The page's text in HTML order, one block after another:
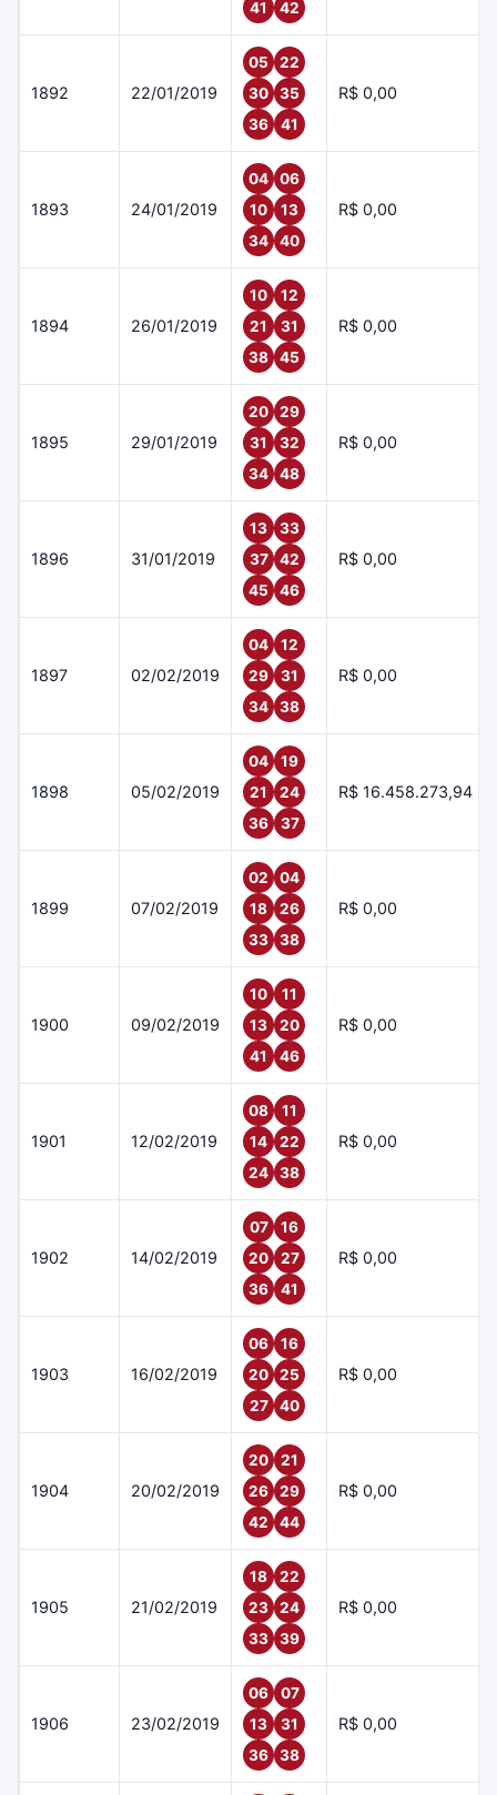
41
42
1892 22/01/2019
05
22
30
35
36
41
R$ 0,00
1893 24/01/2019
04
06
10
13
34
40
R$ 0,00
1894 26/01/2019
10
12
21
31
38
45
R$ 0,00
1895 29/01/2019
20
29
31
32
34
48
R$ 0,00
1896 31/01/2019
13
33
37
42
45
46
R$ 0,00
1897 02/02/2019
04
12
29
31
34
38
R$ 0,00
1898 05/02/2019
04
19
21
24
36
37
R$ 16.458.273,94
1899 07/02/2019
02
04
18
26
33
38
R$ 0,00
1900 09/02/2019
10
11
13
20
41
46
R$ 0,00
1901 12/02/2019
08
11
14
22
24
38
R$ 0,00
1902 14/02/2019
07
16
20
27
36
41
R$ 0,00
1903 16/02/2019
06
16
20
25
27
40
R$ 0,00
1904 20/02/2019
20
21
26
29
42
44
R$ 0,00
1905 21/02/2019
18
22
23
24
33
39
R$ 0,00
1906 23/02/2019
06
07
13
31
36
38
R$ 0,00